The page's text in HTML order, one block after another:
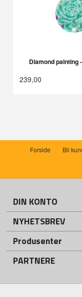
Diamond painting
239,00
Forside Bli
DIN KONTO
NYHETSBREV
Produsenter
PARTNERE